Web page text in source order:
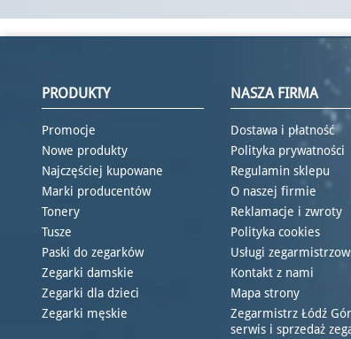
PRODUKTY
Promocje
Nowe produkty
Najczęściej kupowane
Marki producentów
Tonery
Tusze
Paski do zegarków
Zegarki damskie
Zegarki dla dzieci
Zegarki męskie
NASZA FIRMA
Dostawa i płatność
Polityka prywatności
Regulamin sklepu
O naszej firmie
Reklamacje i zwroty
Polityka cookies
Usługi
Kontakt z nami
Mapa strony
Zegarmistrz Łódź
serwis i sprzedaż